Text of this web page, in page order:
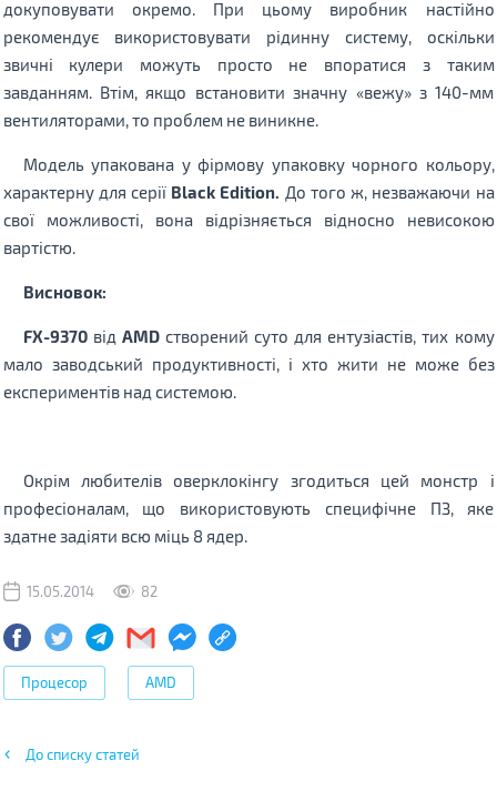
докуповувати окремо. При цьому виробник настійно
рекомендує використовувати рідинну систему, оскільки
звичні кулери можуть просто не впоратися з таким
завданням. Втім, якщо встановити значну «вежу» з 140-мм
вентиляторами, то проблем не виникне.
Модель упакована у фірмову упаковку чорного кольору,
характерну для серії Black Edition. До того ж, незважаючи на
свої можливості, вона відрізняється відносно невисокою
вартістю.
Висновок:
FX-9370від AMDстворений суто для ентузіастів, тих кому
мало заводський продуктивності, і хто жити не може без
експериментів над системою.
Окрім любителів оверклокінгу згодиться цей монстр і
професіоналам, що використовують специфічне ПЗ, яке
здатне задіяти всю міць 8 ядер.
15.05.2014 82
Процесор AMD
До списку статей